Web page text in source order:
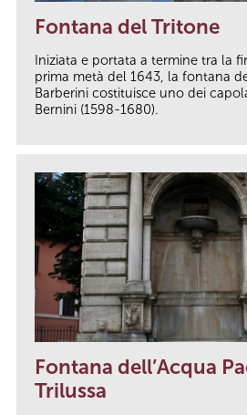
Fontana del Tritone
Iniziata e portata a termine tra la
prima metà del 1643, la fontana
Barberini costituisce uno dei
Bernini (1598-1680).
Fontana dell’Acqua
Trilussa